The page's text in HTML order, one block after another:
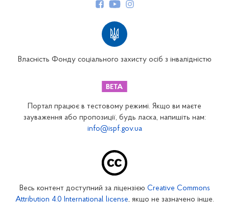
Закарпатське відділення
Запорізьке відділення
Кіровоградське відділення
Власність Фонду соціального захисту осіб з інвалідністю
Портал працює в тестовому режимі. Якщо ви маєте
зауваження або пропозиції, будь ласка, напишіть нам:
info@ispf.gov.ua
Весь контент доступний за ліцензією Creative Commons
Attribution 4.0 International license, якщо не зазначено інше.